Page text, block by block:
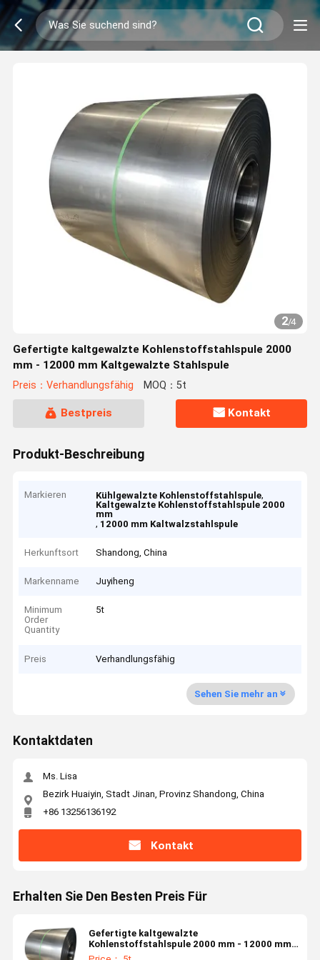
2/4
Gefertigte kaltgewalzte Kohlenstoffstahlspule 2000
mm - 12000 mm Kaltgewalzte Stahlspule
Preis：Verhandlungsfähig MOQ：5t
Bestpreis Kontakt
Produkt-Beschreibung
Markieren Kühlgewalzte Kohlenstoffstahlspule,
Kaltgewalzte Kohlenstoffstahlspule 2000
mm
, 12000 mm Kaltwalzstahlspule
Herkunftsort Shandong, China
Markenname Juyiheng
Minimum
Order
Quantity
5t
Preis Verhandlungsfähig
Sehen Sie mehr an
Kontaktdaten
Ms. Lisa
Bezirk Huaiyin, Stadt Jinan, Provinz Shandong, China
+86 13256136192
Kontakt
Erhalten Sie Den Besten Preis Für
Gefertigte kaltgewalzte
Kohlenstoffstahlspule 2000 mm - 12000 mm
Kaltgewalzte Stahlspule